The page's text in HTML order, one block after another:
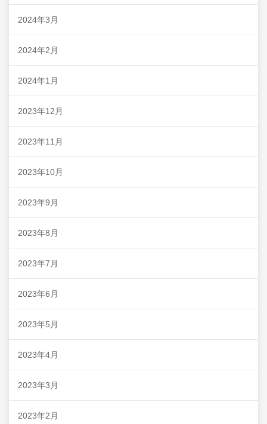
2024年3月
2024年2月
2024年1月
2023年12月
2023年11月
2023年10月
2023年9月
2023年8月
2023年7月
2023年6月
2023年5月
2023年4月
2023年3月
2023年2月